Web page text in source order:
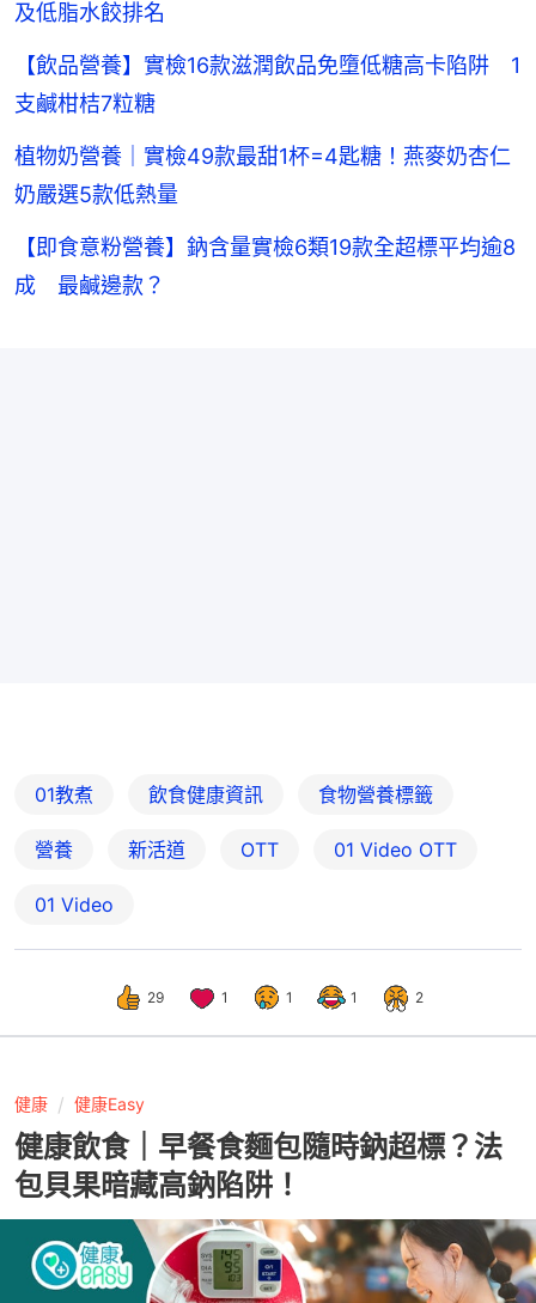
及低脂水餃排名
【飲品營養】實檢16款滋潤飲品免墮低糖高卡陷阱 1
支鹹柑桔7粒糖
植物奶營養｜實檢49款最甜1杯=4匙糖！燕麥奶杏仁
奶嚴選5款低熱量
【即食意粉營養】鈉含量實檢6類19款全超標平均逾8
成 最鹹邊款？
01教煮 飲食健康資訊 食物營養標籤
營養 新活道 OTT 01‌ ‌Video‌ ‌OTT
01 Video
29 1 1 1 2
健康 健康Easy
健康飲食｜早餐食麵包隨時鈉超標？法
包貝果暗藏高鈉陷阱！